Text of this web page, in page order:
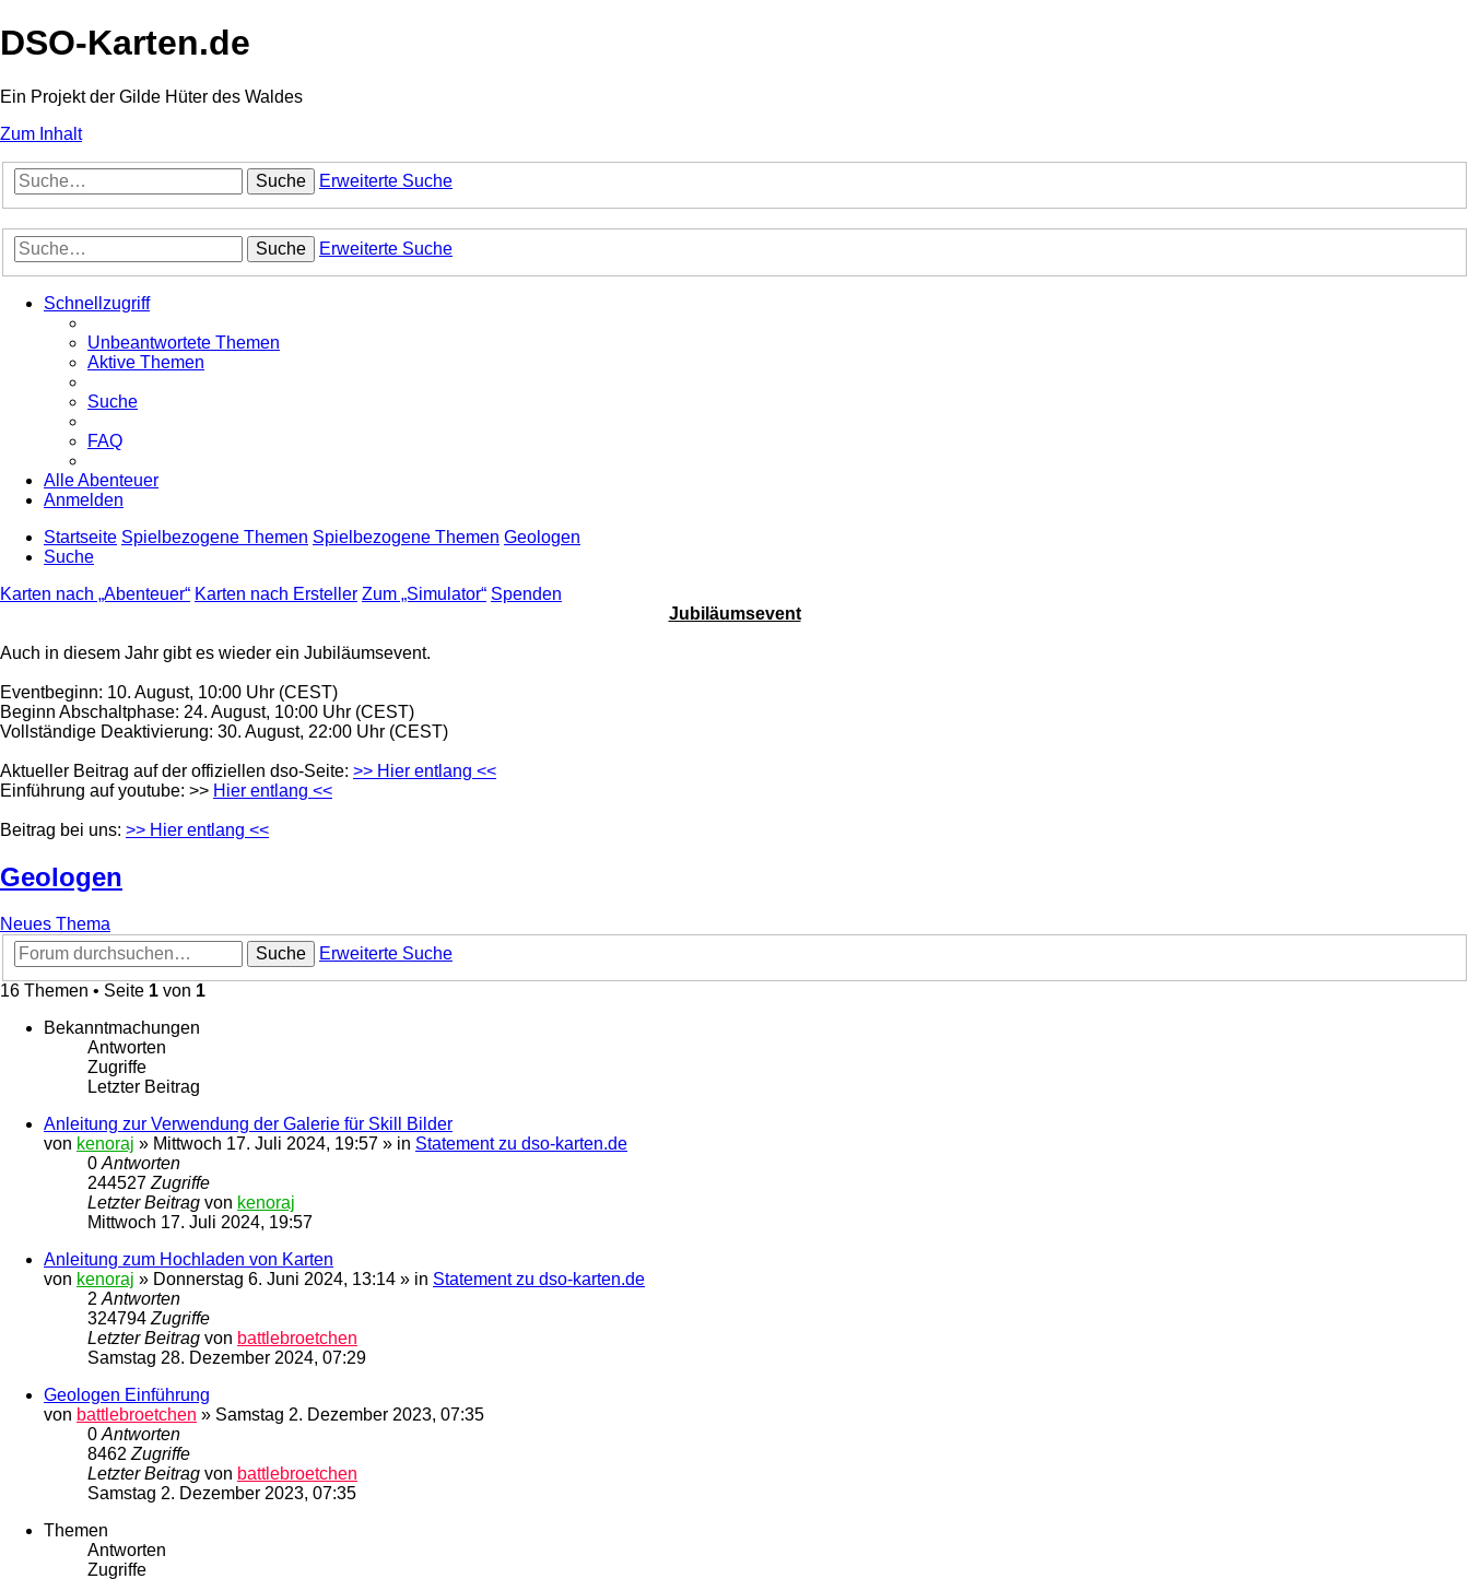
DSO-Karten.de
Ein Projekt der Gilde Hüter des Waldes
Zum Inhalt
Suche Erweiterte Suche
Suche Erweiterte Suche
Schnellzugriff
Unbeantwortete Themen
Aktive Themen
Suche
FAQ
Alle Abenteuer
Anmelden
Startseite Spielbezogene Themen Spielbezogene Themen Geologen
Suche
Karten nach „Abenteuer“ Karten nach Ersteller Zum „Simulator“ Spenden
Jubiläumsevent
Auch in diesem Jahr gibt es wieder ein Jubiläumsevent.
Eventbeginn: 10. August, 10:00 Uhr (CEST)
Beginn Abschaltphase: 24. August, 10:00 Uhr (CEST)
Vollständige Deaktivierung: 30. August, 22:00 Uhr (CEST)
Aktueller Beitrag auf der offiziellen dso-Seite: >> Hier entlang <<
Einführung auf youtube: >> Hier entlang <<
Beitrag bei uns: >> Hier entlang <<
Geologen
Neues Thema
Suche
Erweiterte Suche
16 Themen • Seite 1 von 1
Bekanntmachungen
Antworten
Zugriffe
Letzter Beitrag
Anleitung zur Verwendung der Galerie für Skill Bilder
von kenoraj » Mittwoch 17. Juli 2024, 19:57 » in Statement zu dso-karten.de
0Antworten
244527Zugriffe
Letzter Beitrag von kenoraj
Mittwoch 17. Juli 2024, 19:57
Anleitung zum Hochladen von Karten
von kenoraj » Donnerstag 6. Juni 2024, 13:14 » in Statement zu dso-karten.de
2Antworten
324794Zugriffe
Letzter Beitrag von battlebroetchen
Samstag 28. Dezember 2024, 07:29
Geologen Einführung
von battlebroetchen » Samstag 2. Dezember 2023, 07:35
0Antworten
8462Zugriffe
Letzter Beitrag von battlebroetchen
Samstag 2. Dezember 2023, 07:35
Themen
Antworten
Zugriffe